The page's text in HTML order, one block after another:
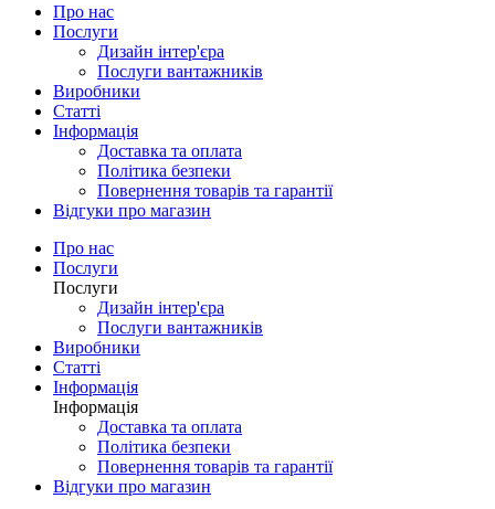
Про нас
Послуги
Дизайн інтер'єра
Послуги вантажників
Виробники
Статті
Інформація
Доставка та оплата
Політика безпеки
Повернення товарів та гарантії
Відгуки про магазин
Про нас
Послуги
Послуги
Дизайн інтер'єра
Послуги вантажників
Виробники
Статті
Інформація
Інформація
Доставка та оплата
Політика безпеки
Повернення товарів та гарантії
Відгуки про магазин